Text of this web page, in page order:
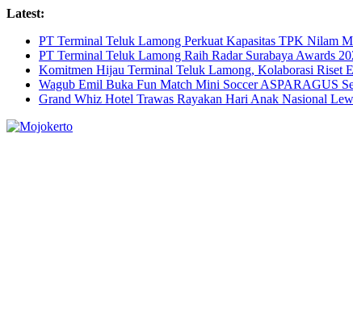
Skip
content
Latest:
PT Terminal Teluk Lamong Perkuat Kapasitas TPK Nilam
PT Terminal Teluk Lamong Raih Radar Surabaya Awards
Komitmen Hijau Terminal Teluk Lamong, Kolaborasi Riset
Wagub Emil Buka Fun Match Mini Soccer ASPARAGUS
Grand Whiz Hotel Trawas Rayakan Hari Anak Nasional